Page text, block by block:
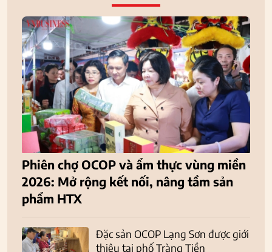
Phiên chợ OCOP và ẩm thực vùng miền
2026: Mở rộng kết nối, nâng tầm sản
phẩm HTX
Đặc sản OCOP Lạng Sơn được giới
thiệu tại phố Tràng Tiền